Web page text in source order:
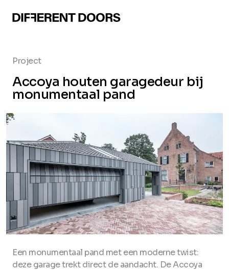
Project
Accoya houten garagedeur bij
monumentaal pand
Een monumentaal pand met een moderne twist:
deze garage trekt direct de aandacht. De Accoya